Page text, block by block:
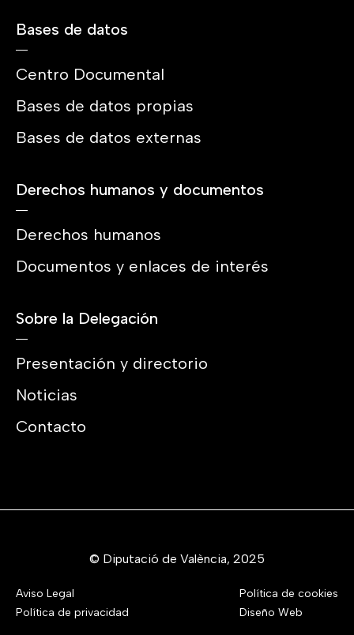
Bases de datos
Centro Documental
Bases de datos propias
Bases de datos externas
Derechos humanos y documentos
Derechos humanos
Documentos y enlaces de interés
Sobre la Delegación
Presentación y directorio
Noticias
Contacto
Aviso Legal
Política de privacidad
© Diputació de València, 2025
Política de cookies
Diseño Web